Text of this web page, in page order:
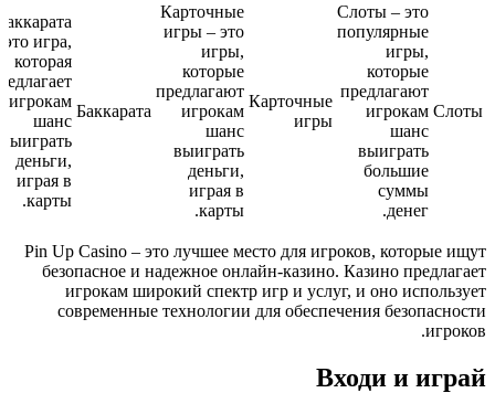
Слоты
Слоты – это
популярные
игры,
которые
предлагают
игрокам
шанс
выиграть
большие
суммы
денег.
Карточные
игры
Карточные
игры – это
игры,
которые
предлагают
игрокам
шанс
выиграть
деньги,
играя в
карты.
Баккарата
это игра,
которая
игрокам
шанс
выиграть
деньги,
играя в
карты.
Pin Up Casino – это лучшее место для игроков, которые ищут
безопасное и надежное онлайн-казино. Казино предлагает
игрокам широкий спектр игр и услуг, и оно использует
современные технологии для обеспечения безопасности
игроков.
Входи и играй